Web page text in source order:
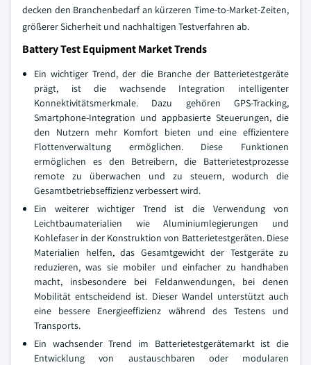
decken den Branchenbedarf an kürzeren Time-to-Market-Zeiten,
größerer Sicherheit und nachhaltigen Testverfahren ab.
Battery Test Equipment Market Trends
Ein wichtiger Trend, der die Branche der Batterietestgeräte
prägt, ist die wachsende Integration intelligenter
Konnektivitätsmerkmale. Dazu gehören GPS-Tracking,
Smartphone-Integration und appbasierte Steuerungen, die
den Nutzern mehr Komfort bieten und eine effizientere
Flottenverwaltung ermöglichen. Diese Funktionen
ermöglichen es den Betreibern, die Batterietestprozesse
remote zu überwachen und zu steuern, wodurch die
Gesamtbetriebseffizienz verbessert wird.
Ein weiterer wichtiger Trend ist die Verwendung von
Leichtbaumaterialien wie Aluminiumlegierungen und
Kohlefaser in der Konstruktion von Batterietestgeräten. Diese
Materialien helfen, das Gesamtgewicht der Testgeräte zu
reduzieren, was sie mobiler und einfacher zu handhaben
macht, insbesondere bei Feldanwendungen, bei denen
Mobilität entscheidend ist. Dieser Wandel unterstützt auch
eine bessere Energieeffizienz während des Testens und
Transports.
Ein wachsender Trend im Batterietestgerätemarkt ist die
Entwicklung von austauschbaren oder modularen